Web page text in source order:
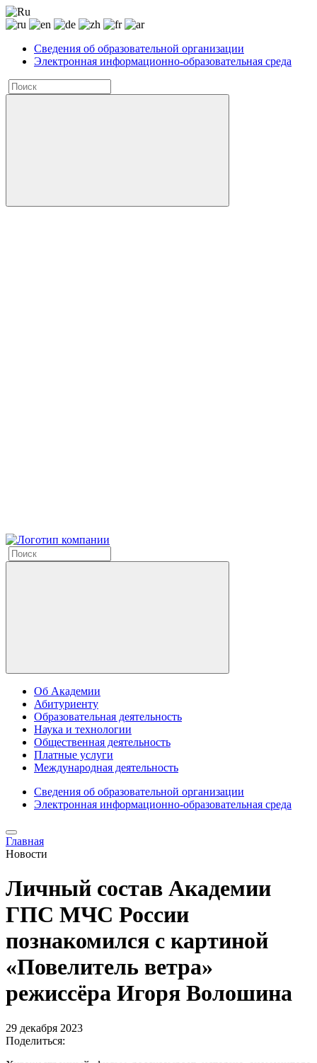
Сведения об образовательной организации
Электронная информационно-образовательная среда
Об Академии
Абитуриенту
Образовательная деятельность
Наука и технологии
Общественная деятельность
Платные услуги
Международная деятельность
Сведения об образовательной организации
Электронная информационно-образовательная среда
Главная
Новости
Личный состав Академии
ГПС МЧС России
познакомился с картиной
«Повелитель ветра»
режиссёра Игоря Волошина
29 декабря 2023
Поделиться: